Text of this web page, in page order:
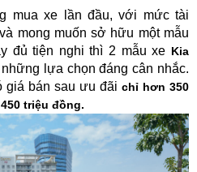
mua xe lần đầu, với mức tài
mong muốn sở hữu một mẫu
đủ tiện nghi thì 2 mẫu xe Kia
những lựa chọn đáng cân nhắc.
giá bán sau ưu đãi chỉ hơn 350
triệu đồng.